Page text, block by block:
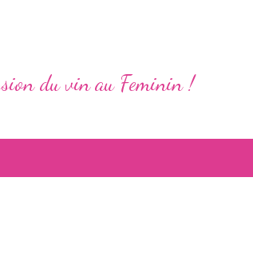
du vin au Feminin !